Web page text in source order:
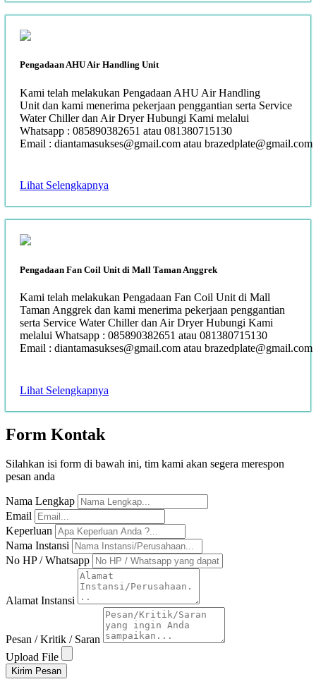
Pengadaan AHU Air Handling Unit
Kami telah melakukan Pengadaan AHU Air Handling
Unit dan kami menerima pekerjaan penggantian serta Service
Water Chiller dan Air Dryer Hubungi Kami melalui
Whatsapp : 085890382651 atau 081380715130
Email : diantamasukses@gmail.com atau brazedplate@gmail.com
Lihat Selengkapnya
Pengadaan Fan Coil Unit di Mall Taman Anggrek
Kami telah melakukan Pengadaan Fan Coil Unit di Mall
Taman Anggrek dan kami menerima pekerjaan penggantian
serta Service Water Chiller dan Air Dryer Hubungi Kami
melalui Whatsapp : 085890382651 atau 081380715130
Email : diantamasukses@gmail.com atau brazedplate@gmail.com
Lihat Selengkapnya
Form Kontak
Silahkan isi form di bawah ini, tim kami akan segera merespon
pesan anda
Nama Lengkap
Email
Keperluan
Nama Instansi
No HP / Whatsapp
Alamat Instansi
Pesan / Kritik / Saran
Upload File
Kirim Pesan